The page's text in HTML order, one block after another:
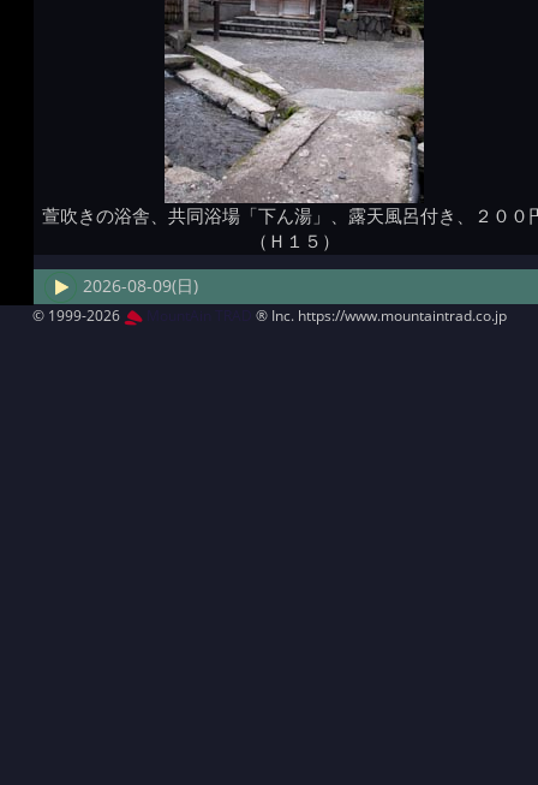
萱吹きの浴舎、共同浴場「下ん湯」、露天風呂付き、２００
（Ｈ１５）
2026-08-09(日)
© 1999-2026 MountAin TRAD ® Inc. https://www.mountaintrad.co.jp